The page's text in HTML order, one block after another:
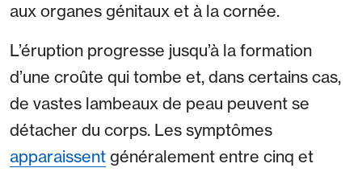
aux organes génitaux et à la cornée.
L’éruption progresse jusqu’à la formation
d’une croûte qui tombe et, dans certains cas,
de vastes lambeaux de peau peuvent se
détacher du corps. Les symptômes
apparaissent généralement entre cinq et